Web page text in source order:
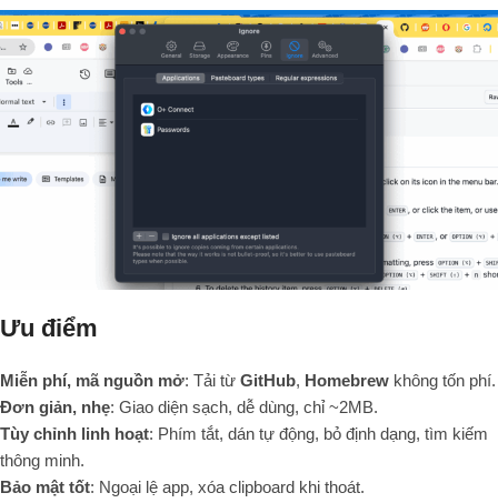
Ưu điểm
Miễn phí, mã nguồn mở: Tải từ GitHub, Homebrew không tốn phí.
Đơn giản, nhẹ: Giao diện sạch, dễ dùng, chỉ ~2MB.
Tùy chỉnh linh hoạt: Phím tắt, dán tự động, bỏ định dạng, tìm kiếm
thông minh.
Bảo mật tốt: Ngoại lệ app, xóa clipboard khi thoát.